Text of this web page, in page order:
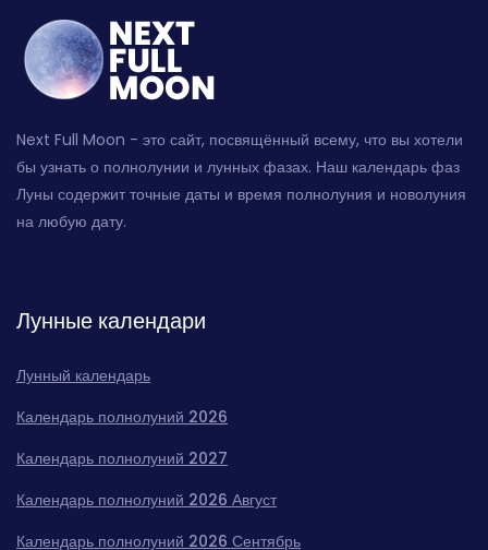
Next Full Moon - это сайт, посвящённый всему, что вы хотели
бы узнать о полнолунии и лунных фазах. Наш календарь фаз
Луны содержит точные даты и время полнолуния и новолуния
на любую дату.
Лунные календари
Лунный календарь
Календарь полнолуний 2026
Календарь полнолуний 2027
Календарь полнолуний 2026 Август
Календарь полнолуний 2026 Сентябрь